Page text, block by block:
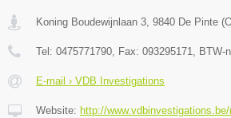
Koning Boudewijnlaan 3, 9840 De Pinte (
Tel: 0475771790, Fax: 093295171, BTW-
E-mail › VDB Investigations
Website: http://